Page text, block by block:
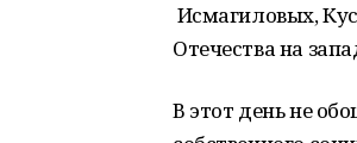
Исмагиловых,
Отечества на
В этот день не